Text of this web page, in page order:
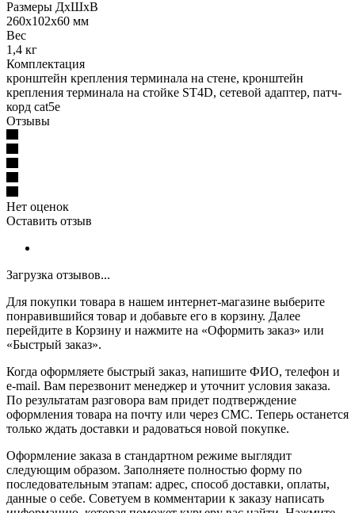
Размеры ДхШхВ
260x102x60 мм
Вес
1,4 кг
Комплектация
кронштейн крепления терминала на стене, кронштейн
крепления терминала на стойке ST4D, сетевой адаптер, патч-
корд cat5е
Отзывы
Нет оценок
Оставить отзыв
Загрузка отзывов...
Для покупки товара в нашем интернет-магазине выберите
понравившийся товар и добавьте его в корзину. Далее
перейдите в Корзину и нажмите на «Оформить заказ» или
«Быстрый заказ».
Когда оформляете быстрый заказ, напишите ФИО, телефон и
e-mail. Вам перезвонит менеджер и уточнит условия заказа.
По результатам разговора вам придет подтверждение
оформления товара на почту или через СМС. Теперь останется
только ждать доставки и радоваться новой покупке.
Оформление заказа в стандартном режиме выглядит
следующим образом. Заполняете полностью форму по
последовательным этапам: адрес, способ доставки, оплаты,
данные о себе. Советуем в комментарии к заказу написать